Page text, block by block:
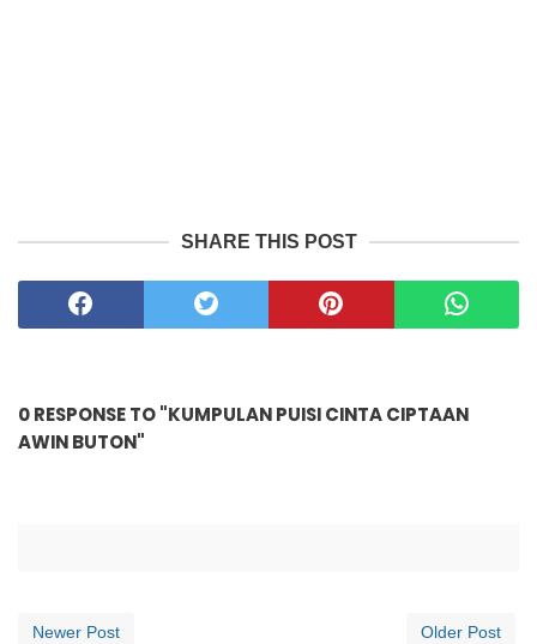
SHARE THIS POST
0 RESPONSE TO "KUMPULAN PUISI CINTA CIPTAAN
AWIN BUTON"
Newer Post Older Post